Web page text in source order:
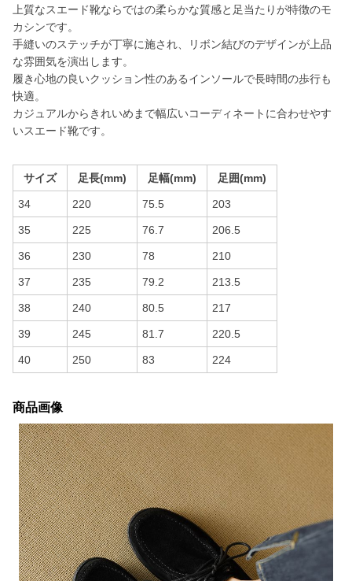
上質なスエード靴ならではの柔らかな質感と足当たりが特徴のモ
カシンです。
手縫いのステッチが丁寧に施され、リボン結びのデザインが上品
な雰囲気を演出します。
履き心地の良いクッション性のあるインソールで長時間の歩行も
快適。
カジュアルからきれいめまで幅広いコーディネートに合わせやす
いスエード靴です。
サイズ 足長(mm) 足幅(mm) 足囲(mm)
34 220 75.5 203
35 225 76.7 206.5
36 230 78 210
37 235 79.2 213.5
38 240 80.5 217
39 245 81.7 220.5
40 250 83 224
商品画像